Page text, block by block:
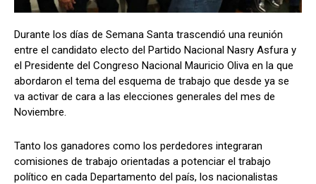
Comparta
Facebook WhatsApp
Comparta
Facebook WhatsApp
Durante los días de Semana Santa trascendió una reunión
entre el candidato electo del Partido Nacional Nasry Asfura y
el Presidente del Congreso Nacional Mauricio Oliva en la que
abordaron el tema del esquema de trabajo que desde ya se
va activar de cara a las elecciones generales del mes de
Noviembre.
Tanto los ganadores como los perdedores integraran
comisiones de trabajo orientadas a potenciar el trabajo
político en cada Departamento del país, los nacionalistas